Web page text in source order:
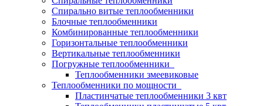
Спирально витые теплообменники
Блочные теплообменники
Комбинированные теплообменники
Горизонтальные теплообменники
Вертикальные теплообменники
Погружные теплообменники
Теплообменники змеевиковые
Теплообменники по мощности
Пластинчатые теплообменники 3 квт